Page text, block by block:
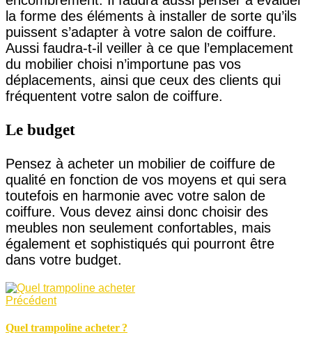
la forme des éléments à installer de sorte qu’ils
puissent s’adapter à votre salon de coiffure.
Aussi faudra-t-il veiller à ce que l’emplacement
du mobilier choisi n’importune pas vos
déplacements, ainsi que ceux des clients qui
fréquentent votre salon de coiffure.
Le budget
Pensez à acheter un mobilier de coiffure de
qualité en fonction de vos moyens et qui sera
toutefois en harmonie avec votre salon de
coiffure. Vous devez ainsi donc choisir des
meubles non seulement confortables, mais
également et sophistiqués qui pourront être
dans votre budget.
Précédent
Quel trampoline acheter ?